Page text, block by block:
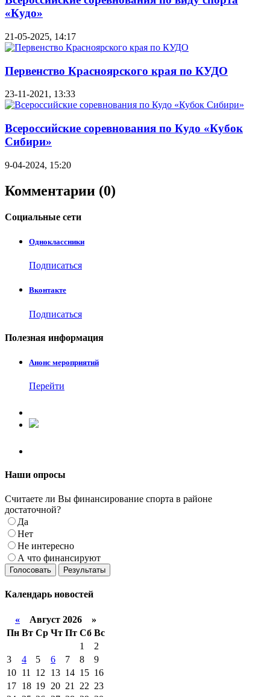
«Кудо»
21-05-2025, 14:17
Первенство Красноярского края по КУДО
23-11-2021, 13:33
Всероссийские соревнования по Кудо «Кубок
Сибири»
9-04-2024, 15:20
Комментарии (0)
Социальные сети
Одноклассники
Подписаться
Вконтакте
Подписаться
Полезная информация
Анонс мероприятий
Перейти
Наши опросы
Считаете ли Вы финансирование спорта в районе
достаточной?
Да
Нет
Не интересно
А что финансируют
Голосовать Результаты
Календарь новостей
« Август 2026 »
Пн Вт Ср Чт Пт Сб Вс
1
2
3
4 5 6 7 8
9
10 11 12 13 14 15 16
17 18 19 20 21 22 23